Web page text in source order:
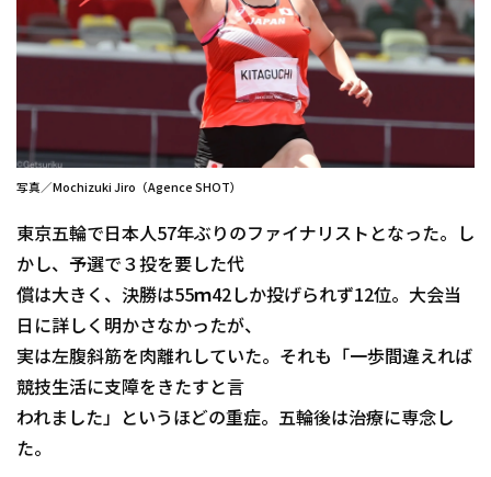
写真／Mochizuki Jiro（Agence SHOT）
東京五輪で日本人57年ぶりのファイナリストとなった。し
かし、予選で３投を要した代
償は大きく、決勝は55ｍ42しか投げられず12位。大会当
日に詳しく明かさなかったが、
実は左腹斜筋を肉離れしていた。それも「一歩間違えれば
競技生活に支障をきたすと言
われました」というほどの重症。五輪後は治療に専念し
た。